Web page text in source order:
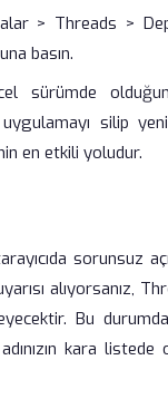
> Threads >
basın.
sürümde
silip
en etkili yoludur.
sorunsuz
alıyorsanız,
Bu
kara listede